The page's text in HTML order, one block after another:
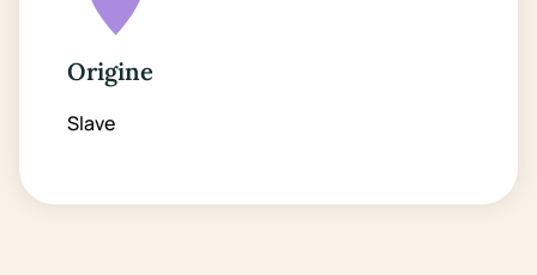
Origine
Slave